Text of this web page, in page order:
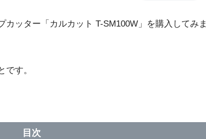
カッター「カルカット T-SM100W」を購入してみま
す。
目次